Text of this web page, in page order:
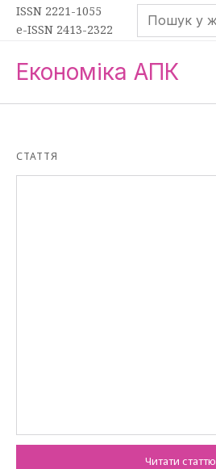
ISSN 2221-1055
e-ISSN 2413-2322
Економіка АПК
СТАТТЯ
Читати статтю